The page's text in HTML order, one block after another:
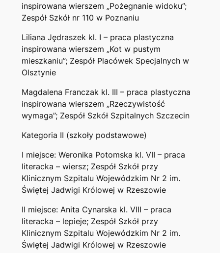
inspirowana wierszem „Pożegnanie widoku”;
Zespół Szkół nr 110 w Poznaniu
Liliana Jędraszek kl. I – praca plastyczna
inspirowana wierszem „Kot w pustym
mieszkaniu”; Zespół Placówek Specjalnych w
Olsztynie
Magdalena Franczak kl. III – praca plastyczna
inspirowana wierszem „Rzeczywistość
wymaga”; Zespół Szkół Szpitalnych Szczecin
Kategoria II (szkoły podstawowe)
I miejsce: Weronika Potomska kl. VII – praca
literacka – wiersz; Zespół Szkół przy
Klinicznym Szpitalu Wojewódzkim Nr 2 im.
Świętej Jadwigi Królowej w Rzeszowie
II miejsce: Anita Cynarska kl. VIII – praca
literacka – lepieje; Zespół Szkół przy
Klinicznym Szpitalu Wojewódzkim Nr 2 im.
Świętej Jadwigi Królowej w Rzeszowie